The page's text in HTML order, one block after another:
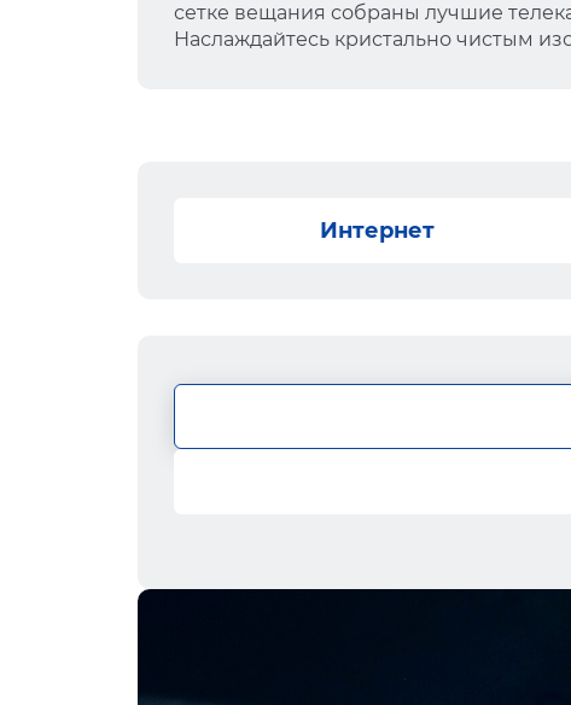
сетке вещания собраны лучшие
Наслаждайтесь кристально чистым
Интернет